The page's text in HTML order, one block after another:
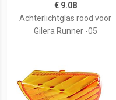
€ 9.08
Achterlichtglas rood voor
Gilera Runner -05